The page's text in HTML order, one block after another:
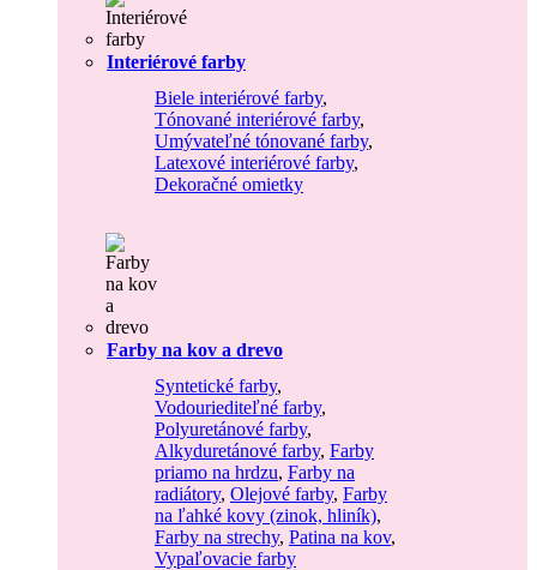
Interiérové farby
Biele interiérové farby,
Tónované interiérové farby,
Umývateľné tónované farby,
Latexové interiérové farby,
Dekoračné omietky
Farby na kov a drevo
Syntetické farby,
Vodouriediteľné farby,
Polyuretánové farby,
Alkyduretánové farby, Farby
priamo na hrdzu, Farby na
radiátory, Olejové farby, Farby
na ľahké kovy (zinok, hliník),
Farby na strechy, Patina na kov,
Vypaľovacie farby